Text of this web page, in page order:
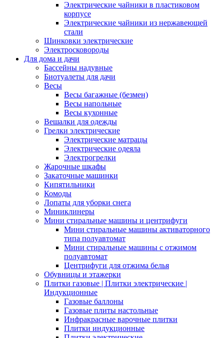
Электрические чайники в пластиковом
корпусе
Электрические чайники из нержавеющей
стали
Шинковки электрические
Электросковороды
Для дома и дачи
Бассейны надувные
Биотуалеты для дачи
Весы
Весы багажные (безмен)
Весы напольные
Весы кухонные
Вешалки для одежды
Грелки электрические
Электрические матрацы
Электрические одеяла
Электрогрелки
Жарочные шкафы
Закаточные машинки
Кипятильники
Комоды
Лопаты для уборки снега
Миниклинеры
Мини стиральные машины и центрифуги
Мини стиральные машины активаторного
типа полуавтомат
Мини стиральные машины с отжимом
полуавтомат
Центрифуги для отжима белья
Обувницы и этажерки
Плитки газовые | Плитки электрические |
Индукционные
Газовые баллоны
Газовые плиты настольные
Инфракрасные варочные плитки
Плитки индукционные